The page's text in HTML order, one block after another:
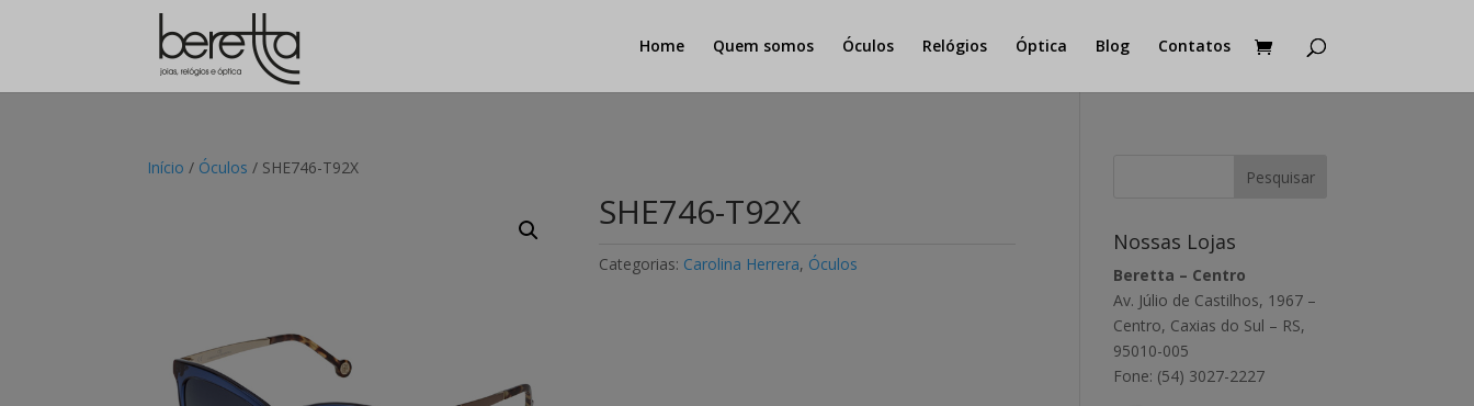
Home Quem somos Óculos Relógios Óptica Blog Contatos
Início / Óculos / SHE746-T92X
SHE746-T92X
Categorias: Carolina Herrera, Óculos
Nossas Lojas
Beretta – Centro
Av. Júlio de Castilhos, 1967 –
Centro, Caxias do Sul – RS,
95010-005
Fone: (54) 3027-2227